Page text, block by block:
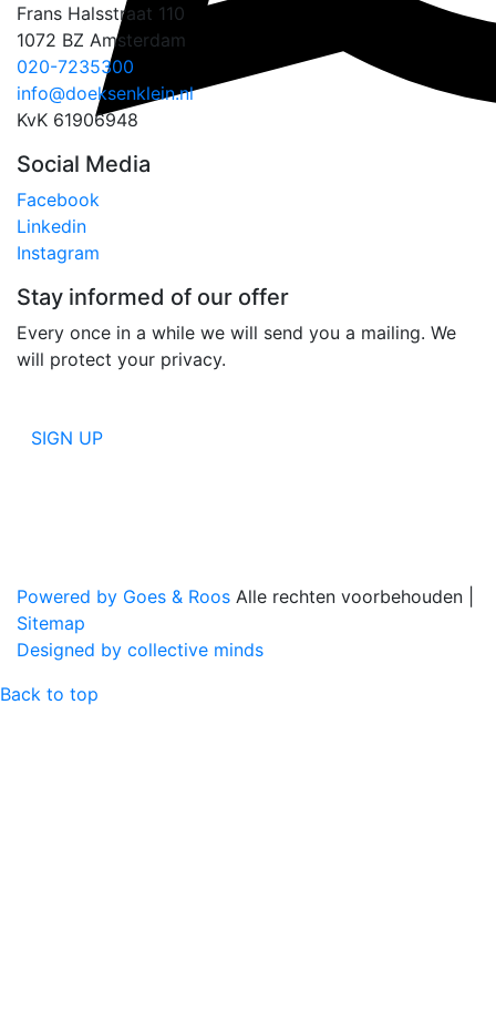
Frans Halsstraat 110
1072 BZ Amsterdam
020-7235300
info@doeksenklein.nl
KvK 61906948
Social Media
Facebook
Linkedin
Instagram
Stay informed of our offer
Every once in a while we will send you a mailing. We
will protect your privacy.
SIGN UP
Powered by Goes & Roos Alle rechten voorbehouden
Sitemap
Designed by collective minds